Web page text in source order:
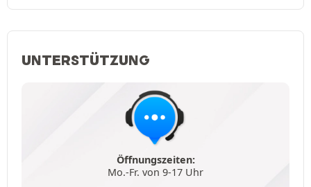
UNTERSTÜTZUNG
Öffnungszeiten:
Mo.-Fr. von 9-17 Uhr